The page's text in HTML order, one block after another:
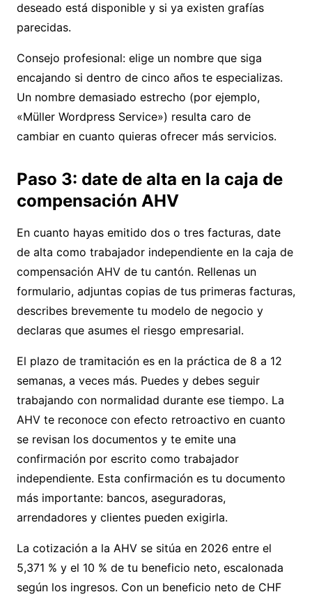
deseado está disponible y si ya existen grafías
parecidas.
Consejo profesional: elige un nombre que siga
encajando si dentro de cinco años te especializas.
Un nombre demasiado estrecho (por ejemplo,
«Müller Wordpress Service») resulta caro de
cambiar en cuanto quieras ofrecer más servicios.
Paso 3: date de alta en la caja de
compensación AHV
En cuanto hayas emitido dos o tres facturas, date
de alta como trabajador independiente en la caja de
compensación AHV de tu cantón. Rellenas un
formulario, adjuntas copias de tus primeras facturas,
describes brevemente tu modelo de negocio y
declaras que asumes el riesgo empresarial.
El plazo de tramitación es en la práctica de 8 a 12
semanas, a veces más. Puedes y debes seguir
trabajando con normalidad durante ese tiempo. La
AHV te reconoce con efecto retroactivo en cuanto
se revisan los documentos y te emite una
confirmación por escrito como trabajador
independiente. Esta confirmación es tu documento
más importante: bancos, aseguradoras,
arrendadores y clientes pueden exigirla.
La cotización a la AHV se sitúa en 2026 entre el
5,371 % y el 10 % de tu beneficio neto, escalonada
según los ingresos. Con un beneficio neto de CHF